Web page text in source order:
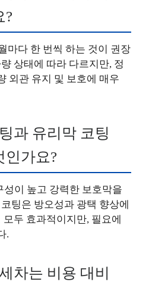
?
마다 한 번씩 하는 것이 권장
상태에 따라 다르지만, 정
외관 유지 및 보호에 매우
과 유리막 코팅
인가요?
이 높고 강력한 보호막을
팅은 방오성과 광택 향상에
두 효과적이지만, 필요에
.
차는 비용 대비